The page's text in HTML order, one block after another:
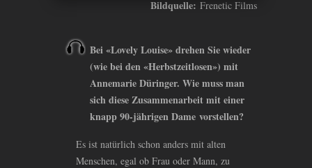
Bildquelle: Frenetic Films
Bei «Lovely Louise» drehen Sie wieder
(wie bei den «Herbstzeitlosen») mit
Annemarie Düringer. Wie muss man
sich diese Zusammenarbeit mit einer
knapp 90-jährigen Dame vorstellen?
Es ist natürlich schon anders mit alten
Menschen, egal ob Frau oder Mann, zu